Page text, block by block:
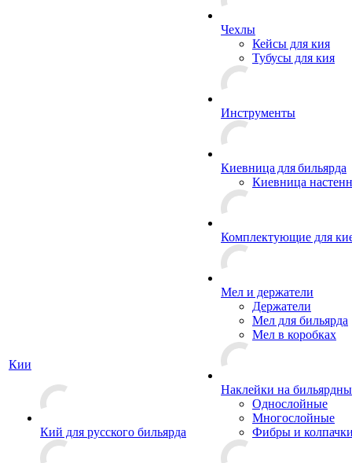
Кии
Кий для русского бильярда
Чехлы
Кейсы для кия
Тубусы для кия
Инструменты
Киевница для бильярда
Киевница
Комплектующие для
Мел и держатели
Держатели
Мел для бильярда
Мел в коробках
Наклейки на
Однослойные
Многослойные
Фибры и колпачки